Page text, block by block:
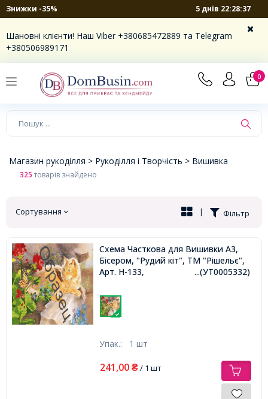
Знижки -35% 5 днів 22:28:36
Шановні клієнти! Наш Viber +380685472889 та Telegram
+380506989171
0
×
Магазин рукоділля > Рукоділля і Творчість > Вишивка
325товарів знайдено
Сортування Фільтр
|
Схема Часткова для Вишивки А3,
Бісером, "Рудий кіт", ТМ "Рішельє",
Арт. Н-133,
...(УТ0005332)
Упак.: 1 шт
241,00 ₴/ 1 шт